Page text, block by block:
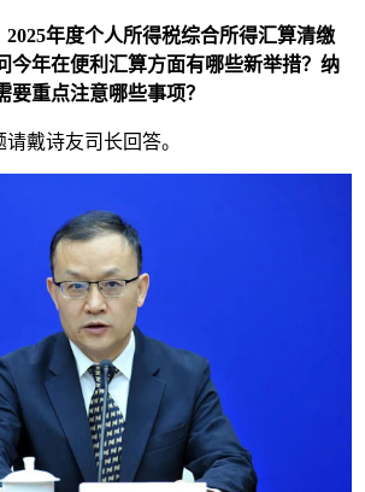
2025年度个人所得税综合所得汇算清缴
今年在便利汇算方面有哪些新举措？纳
要重点注意哪些事项？
戴诗友司长回答。